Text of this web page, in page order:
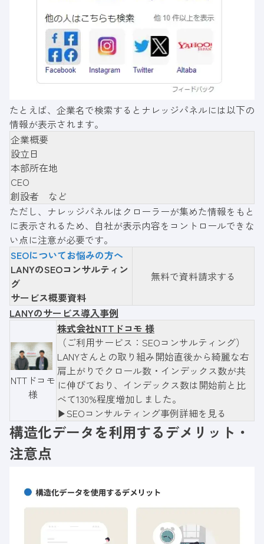
たとえば、企業名で検索するとナレッジパネルには以下の
情報が表示されます。
企業概要
設立日
本部所在地
CEO
創設者 など
ただし、ナレッジパネルはクローラーが集めた情報をもと
に表示されるため、自社が表示内容をコントロールできな
い点に注意が必要です。
SEOについてお悩みの方へ
LANYのSEOコンサルティン
グ
サービス概要資料
無料で資料請求する
LANYのサービス導入事例
NTTドコモ
様
株式会社NTTドコモ 様
（ご利用サービス：SEOコンサルティング）
LANYさんとの取り組み開始直後から綺麗な右
肩上がりでクロール数・インデックス数が共
に伸びており、インデックス数は開始前と比
べて130%程度増加しました。
▶︎SEOコンサルティング事例詳細を見る
構造化データを利用するデメリット ・
注意点